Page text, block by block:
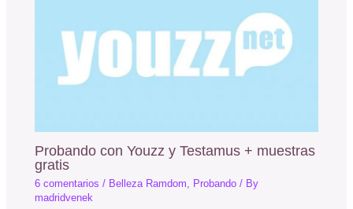
Probando con Youzz y Testamus + muestras
gratis
6 comentarios / Belleza Ramdom, Probando / By
madridvenek